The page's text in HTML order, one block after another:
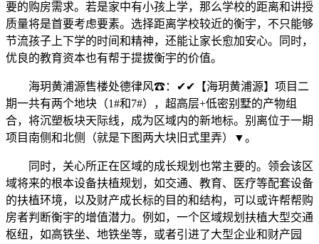
要的购房需求。若是家中有小孩上学，那么学校的距离和讲授
质量将是首要考虑要素。选择距离学校较近的衡宇，不只能够
节流孩子上下学的时间和精神，还能让家长愈加安心。同时，
优良的教育资本也有帮于提拔衡宇的价值。
海玥黄浦源售楼处德律风☎：✔✔【海玥黄浦源】项目二
期一共有两个地块（1#和7#），超高层+低密别墅的产物组
合，将沉塑板块天际线，成为区域内的新地标。别离位于一期
项目南侧和北侧（就是下图两大块旧式里弄）▼。
同时，关心所正在区域的成长规划也常主要的。领会该区
域将来的根本设备扶植规划，如交通、教育、医疗等配套设备
的扶植环境，以及财产成长标的目的和结构，可以或许帮帮购
房者判断衡宇的增值潜力。例如，一个区域规划扶植大型交通
枢纽，如高铁坐、地铁坐等，或者引进了大型企业和财产园